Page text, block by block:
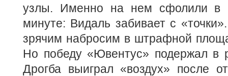
узлы. Именно на нем сфолили в
минуте: Видаль забивает с
зрячим набросим в штрафной
Но победу «Ювентус» подержал в
Дрогба выиграл «воздух» после